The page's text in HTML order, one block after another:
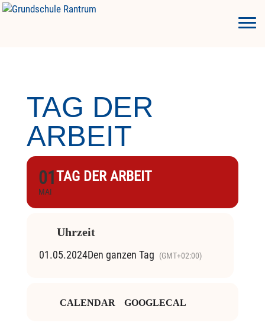
TAG DER
ARBEIT
01
MAI
TAG DER ARBEIT
Uhrzeit
01.05.2024Den ganzen Tag (GMT+02:00)
CALENDAR GOOGLECAL